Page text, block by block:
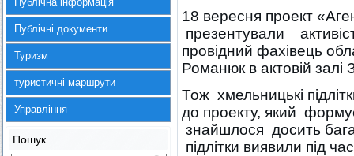
Публічні документи
Туризм
туристичні маршрути
Управління
Пошук
18 вересня проект
презентували
провідний фахівець
Романюк в актовій
Тож хмельницькі
до проекту, який
знайшлося досить
підлітки виявили під